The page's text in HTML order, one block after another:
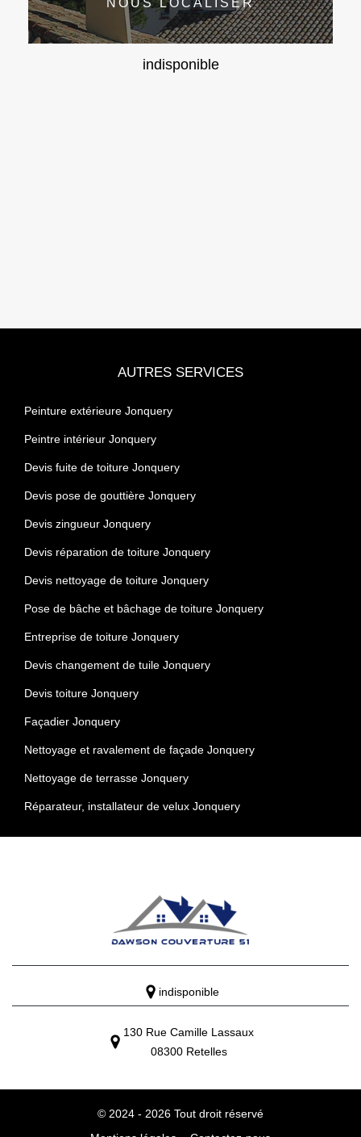
indisponible
AUTRES SERVICES
Peinture extérieure Jonquery
Peintre intérieur Jonquery
Devis fuite de toiture Jonquery
Devis pose de gouttière Jonquery
Devis zingueur Jonquery
Devis réparation de toiture Jonquery
Devis nettoyage de toiture Jonquery
Pose de bâche et bâchage de toiture Jonquery
Entreprise de toiture Jonquery
Devis changement de tuile Jonquery
Devis toiture Jonquery
Façadier Jonquery
Nettoyage et ravalement de façade Jonquery
Nettoyage de terrasse Jonquery
Réparateur, installateur de velux Jonquery
indisponible
130 Rue Camille Lassaux
08300 Retelles
© 2024 - 2026 Tout droit réservé